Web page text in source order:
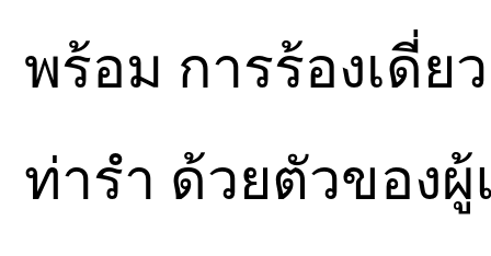
พร้อม การร้องเดี่ย
ท่ารำ ด้วยตัวของผู้